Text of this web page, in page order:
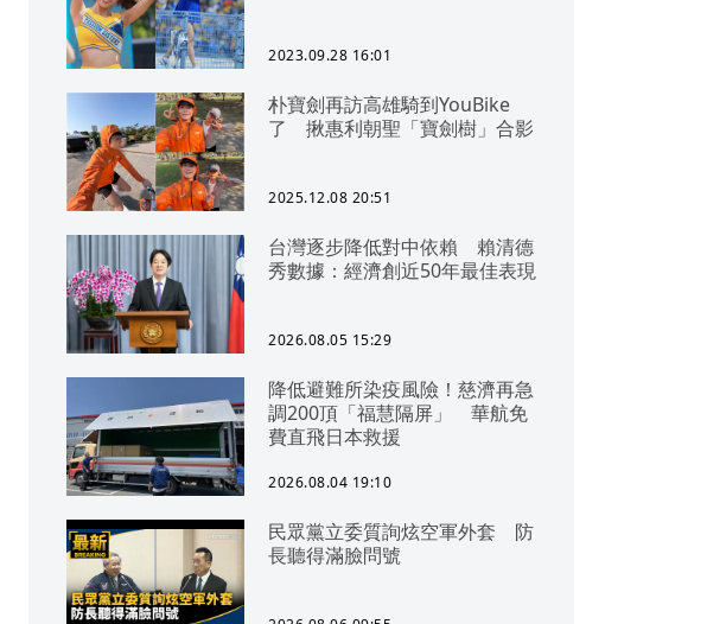
2023.09.28 16:01
朴寶劍再訪高雄騎到YouBike
了 揪惠利朝聖「寶劍樹」合影
2025.12.08 20:51
台灣逐步降低對中依賴 賴清德
秀數據：經濟創近50年最佳表現
2026.08.05 15:29
降低避難所染疫風險！慈濟再急
調200頂「福慧隔屏」 華航免
費直飛日本救援
2026.08.04 19:10
民眾黨立委質詢炫空軍外套 防
長聽得滿臉問號